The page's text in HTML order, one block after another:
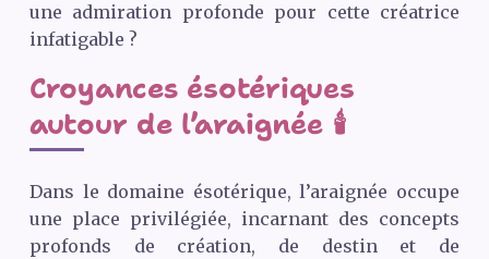
une admiration profonde pour cette créatrice
infatigable ?
Croyances ésotériques
autour de l’araignée 🕯️
Dans le domaine ésotérique, l’araignée occupe
une place privilégiée, incarnant des concepts
profonds de création, de destin et de